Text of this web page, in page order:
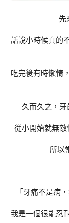
先
話說小時候真的
吃完後有時懶惰
久而久之，牙
從小開始就無敵
所以
「牙痛不是病
我是一個很能忍